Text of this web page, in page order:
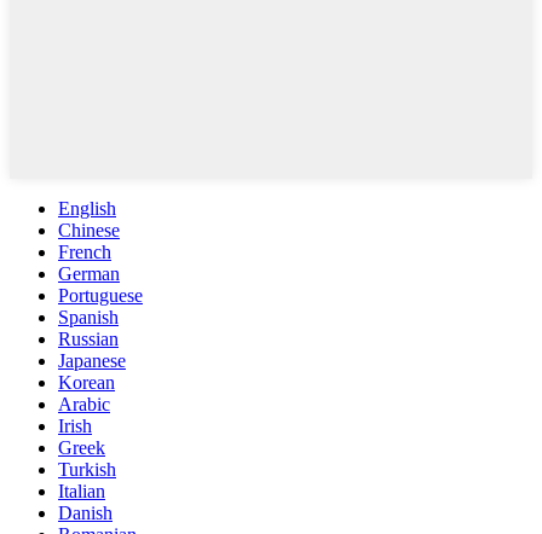
English
Chinese
French
German
Portuguese
Spanish
Russian
Japanese
Korean
Arabic
Irish
Greek
Turkish
Italian
Danish